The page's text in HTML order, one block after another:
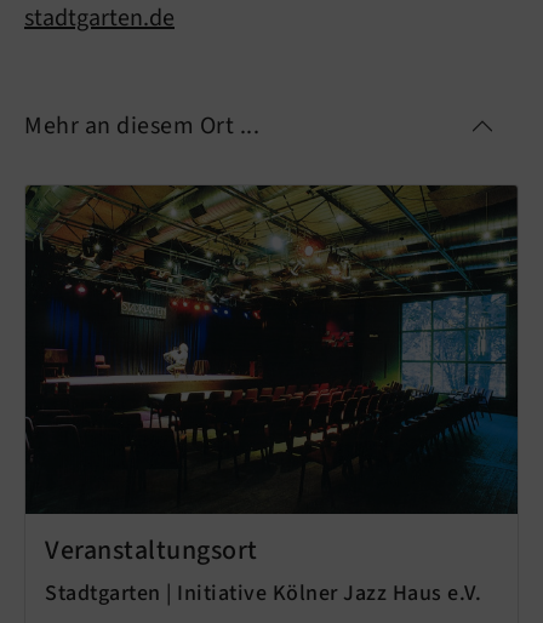
stadtgarten.de
Mehr an diesem Ort ...
Veranstaltungsort
Stadtgarten | Initiative Kölner Jazz Haus e.V.